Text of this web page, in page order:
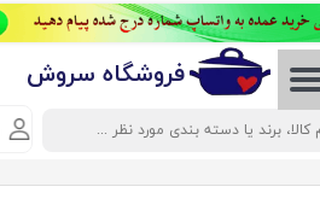
حساب کاربری من
تغییر گذر واژه
​​​​​​​​فروشگاه سروش